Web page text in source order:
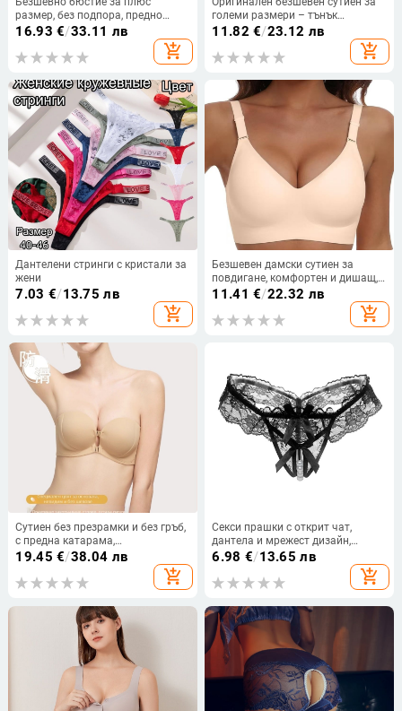
размер, без подпора, предно
копче за повдигане и стягане, лек
16.93 €/33.11 лв
add_shopping_cart
големи размери – тънък
материал, мека опора, оформя
бюста и предотвратява увисване
11.82 €/23.12 лв
add_shopping_cart
Дантелени стринги с кристали за
жени
7.03 €/13.75 лв
add_shopping_cart
Безшевен дамски сутиен за
повдигане, комфортен и дишащ,
подходящ за европейски и
11.41 €/22.32 лв
add_shopping_cart
Сутиен без презрамки и без гръб,
с предна катарама,
противохлъзващ, чашка 1/2, със
свалящи се двойни презрамки
19.45 €/38.04 лв
add_shopping_cart
Секси прашки с открит чат,
дантела и мрежест дизайн,
масажни перли
6.98 €/13.65 лв
add_shopping_cart